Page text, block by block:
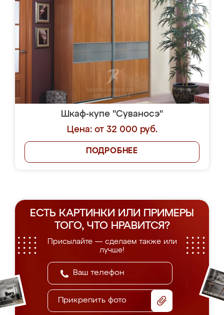
Шкаф-купе "Суваносэ"
Цена: от 32 000 руб.
ПОДРОБНЕЕ
ЕСТЬ КАРТИНКИ ИЛИ ПРИМЕРЫ
ТОГО, ЧТО НРАВИТСЯ?
Присылайте — сделаем также или
лучше!
Прикрепить фото